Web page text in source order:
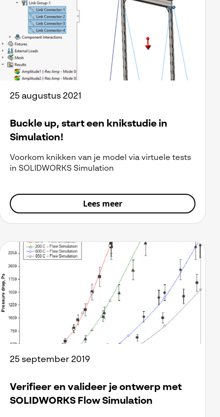
25 augustus 2021
Buckle up, start een knikstudie in
Simulation!
Voorkom knikken van je model via virtuele tests
in SOLIDWORKS Simulation
Lees meer
25 september 2019
Verifieer en valideer je ontwerp met
SOLIDWORKS Flow Simulation